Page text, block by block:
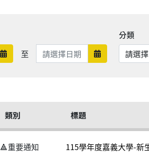
日期範圍開始
至 日期範圍結束 日期範圍結束
分類
類別 標題
🔺重要通知 115學年度嘉義大學-新